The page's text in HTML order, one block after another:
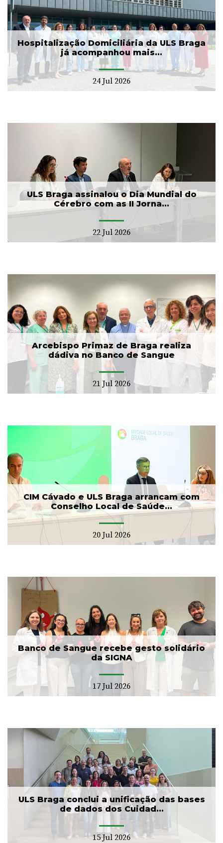
Hospitalização Domiciliária da ULS Braga
já acompanhou mais...
24 Jul 2026
ULS Braga assinalou o Dia Mundial do
Cérebro com as II Jorna...
22 Jul 2026
Arcebispo Primaz de Braga realiza
dádiva no Banco de Sangue
21 Jul 2026
CIM Cávado e ULS Braga arrancam com
Conselho Local de Saúde...
20 Jul 2026
Banco de Sangue recebe gesto solidário
da SIGNA
17 Jul 2026
ULS Braga conclui a unificação das bases
de dados dos Cuidad...
15 Jul 2026